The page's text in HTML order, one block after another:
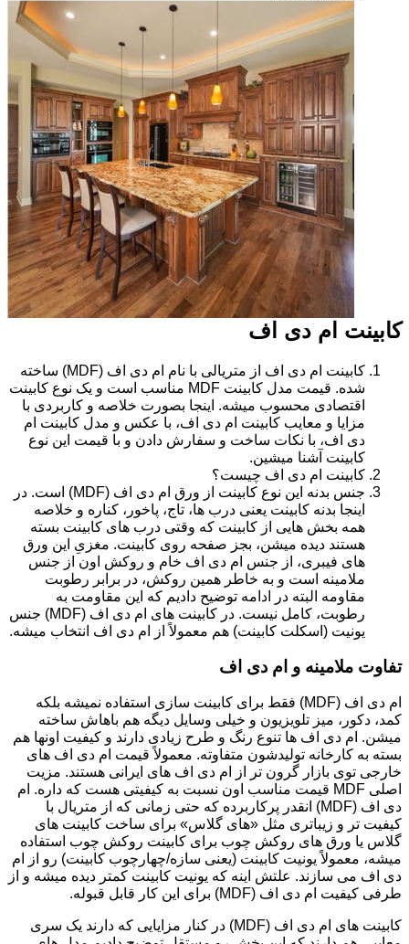
کابینت ام دی اف
کابینت ام دی اف از متریالی با نام ام دی اف (MDF) ساخته
شده. قیمت مدل کابینت MDF مناسب است و یک نوع کابینت
اقتصادی محسوب میشه. اینجا بصورت خلاصه و کاربردی با
مزایا و معایب کابینت ام دی اف، با عکس و مدل کابینت ام
دی اف، با نکات ساخت و سفارش دادن و با قیمت این نوع
کابینت آشنا میشین.
کابینت ام دی اف چیست؟
جنس بدنه این نوع کابینت از ورق ام دی اف (MDF) است. در
اینجا بدنه کابینت یعنی درب ها، تاج، پاخور، کناره و خلاصه
همه بخش هایی از کابینت که وقتی درب های کابینت بسته
هستند دیده میشن، بجز صفحه روی کابینت. مغزیِ این ورق
های فیبری، از جنس ام دی اف خام و روکش اون از جنس
ملامینه است و به خاطر همین روکش، در برابر رطوبت
مقاومه البته در ادامه توضیح دادیم که این مقاومت به
رطوبت، کامل نیست. در کابینت های ام دی اف (MDF) جنس
یونیت (اسکلت کابینت) هم معمولاً از ام دی اف انتخاب میشه.
تفاوت ملامینه و ام دی اف
ام دی اف (MDF) فقط برای کابینت سازی استفاده نمیشه بلکه
کمد، دکور، میز تلویزیون و خیلی وسایل دیگه هم باهاش ساخته
میشن. ام دی اف ها تنوع رنگ و طرح زیادی دارند و کیفیت اونها هم
بسته به کارخانه تولیدشون متفاوته. معمولاً قیمت ام دی اف های
خارجی توی بازار گرون تر از ام دی اف های ایرانی هستند. مزیت
اصلی MDF قیمت مناسب اون نسبت به کیفیتی هست که داره. ام
دی اف (MDF) انقدر پرکاربرده که حتی زمانی که از متریال با
کیفیت تر و زیباتری مثل «های گلاس» برای ساخت کابینت های
گلاس یا ورق های روکش چوب برای کابینت روکش چوب استفاده
میشه، معمولاً یونیت کابینت (یعنی سازه/چهارچوب کابینت) رو از ام
دی اف می سازند. علتش اینه که یونیت کابینت کمتر دیده میشه و از
طرفی کیفیت ام دی اف (MDF) برای این کار قابل قبوله.
کابینت های ام دی اف (MDF) در کنار مزایایی که دارند یک سری